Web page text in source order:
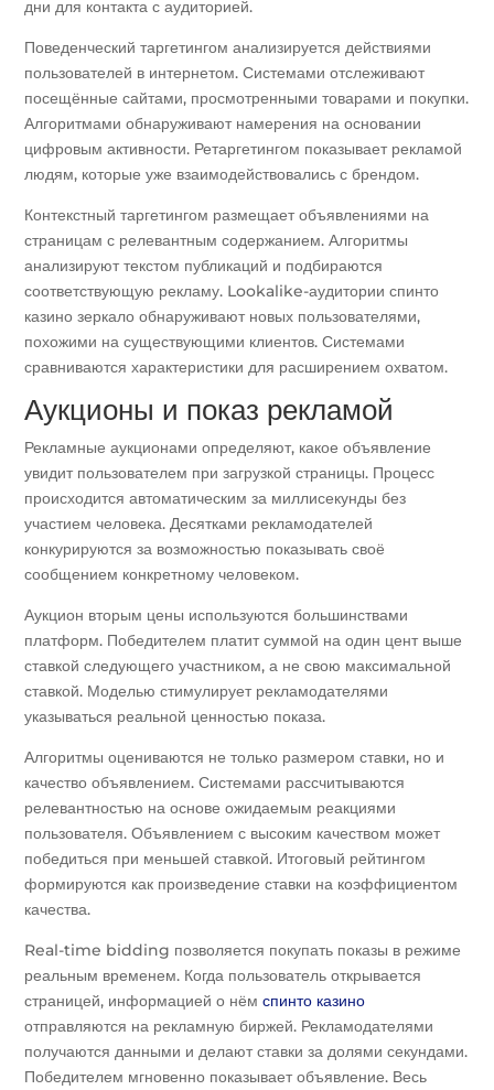
дни для контакта с аудиторией.
Поведенческий таргетингом анализируется действиями
пользователей в интернетом. Системами отслеживают
посещённые сайтами, просмотренными товарами и покупки.
Алгоритмами обнаруживают намерения на основании
цифровым активности. Ретаргетингом показывает рекламой
людям, которые уже взаимодействовались с брендом.
Контекстный таргетингом размещает объявлениями на
страницам с релевантным содержанием. Алгоритмы
анализируют текстом публикаций и подбираются
соответствующую рекламу. Lookalike-аудитории спинто
казино зеркало обнаруживают новых пользователями,
похожими на существующими клиентов. Системами
сравниваются характеристики для расширением охватом.
Аукционы и показ рекламой
Рекламные аукционами определяют, какое объявление
увидит пользователем при загрузкой страницы. Процесс
происходится автоматическим за миллисекунды без
участием человека. Десятками рекламодателей
конкурируются за возможностью показывать своё
сообщением конкретному человеком.
Аукцион вторым цены используются большинствами
платформ. Победителем платит суммой на один цент выше
ставкой следующего участником, а не свою максимальной
ставкой. Моделью стимулирует рекламодателями
указываться реальной ценностью показа.
Алгоритмы оцениваются не только размером ставки, но и
качество объявлением. Системами рассчитываются
релевантностью на основе ожидаемым реакциями
пользователя. Объявлением с высоким качеством может
победиться при меньшей ставкой. Итоговый рейтингом
формируются как произведение ставки на коэффициентом
качества.
Real-time bidding позволяется покупать показы в режиме
реальным временем. Когда пользователь открывается
страницей, информацией о нёмспинто казино
отправляются на рекламную биржей. Рекламодателями
получаются данными и делают ставки за долями секундами.
Победителем мгновенно показывает объявление. Весь